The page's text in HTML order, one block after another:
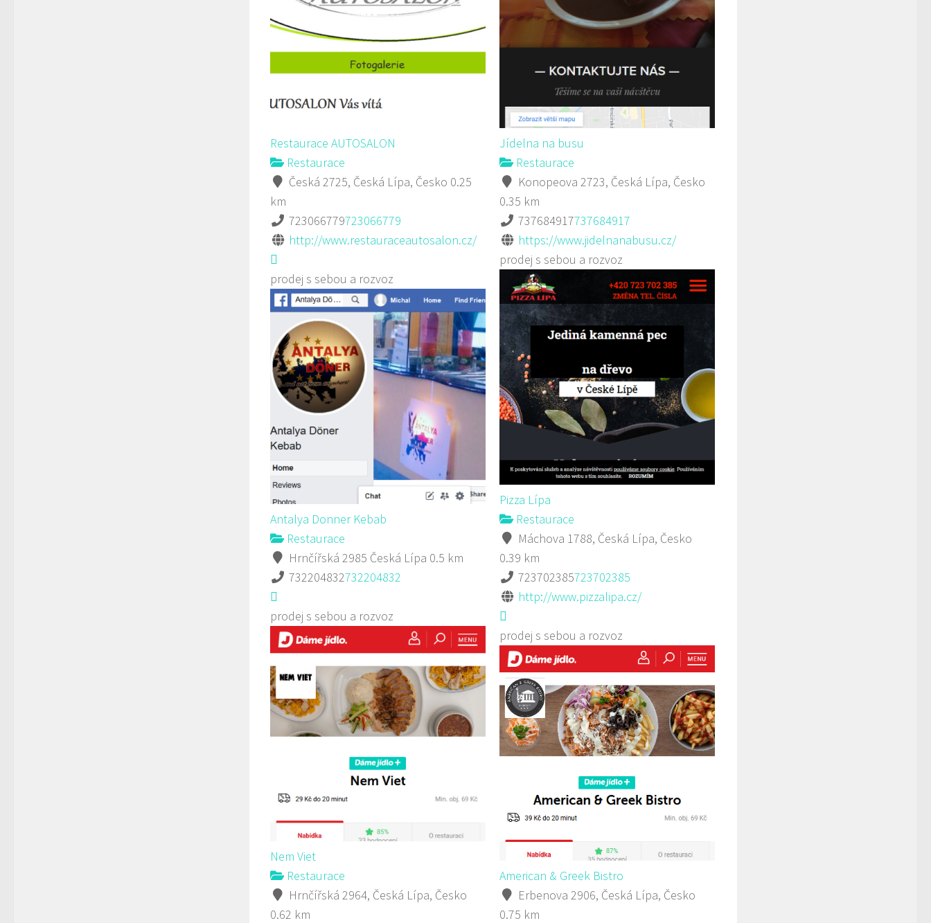
Restaurace AUTOSALON
Restaurace
Česká 2725, Česká Lípa, Česko 0.25
km
723066779723066779
http://www.restauraceautosalon.cz/
prodej s sebou a rozvoz
Jídelna na busu
Restaurace
Konopeova 2723, Česká Lípa, Česko
0.35 km
737684917737684917
https://www.jidelnanabusu.cz/
prodej s sebou a rozvoz
Pizza Lípa
Restaurace
Máchova 1788, Česká Lípa, Česko
0.39 km
723702385723702385
http://www.pizzalipa.cz/
prodej s sebou a rozvoz
Antalya Donner Kebab
Restaurace
Hrnčířská 2985 Česká Lípa 0.5 km
732204832732204832
prodej s sebou a rozvoz
Nem Viet
Restaurace
Hrnčířská 2964, Česká Lípa, Česko
0.62 km
American & Greek Bistro
Erbenova 2906, Česká Lípa, Česko
0.75 km